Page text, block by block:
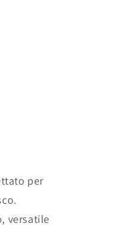
per
versatile